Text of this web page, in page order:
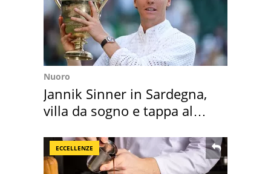
Nuoro
Jannik Sinner in Sardegna,
villa da sogno e tappa al
ECCELLENZE